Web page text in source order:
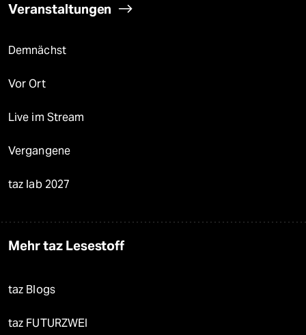
Veranstaltungen
Demnächst
Vor Ort
Live im Stream
Vergangene
taz lab 2027
Mehr taz Lesestoff
taz Blogs
taz FUTURZWEI